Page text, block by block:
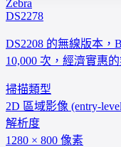
Zebra
DS2278
DS2208 的無線版本，
10,000 次，經濟實惠
掃描類型
2D 區域影像 (entry-
解析度
1280 × 800 像素